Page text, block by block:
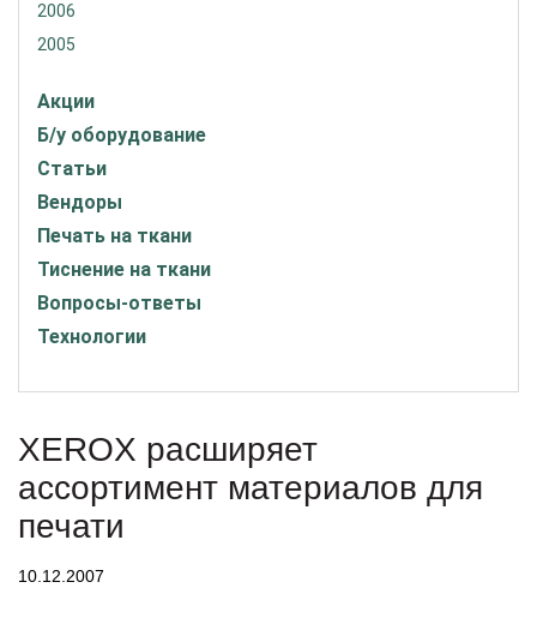
2006
2005
Акции
Б/у оборудование
Статьи
Вендоры
Печать на ткани
Тиснение на ткани
Вопросы-ответы
Технологии
XEROX расширяет
ассортимент материалов для
печати
10.12.2007